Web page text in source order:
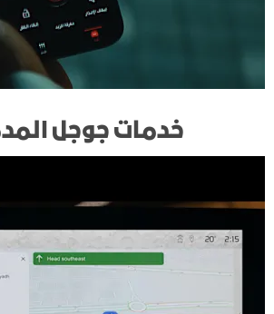
خدمات جوجل